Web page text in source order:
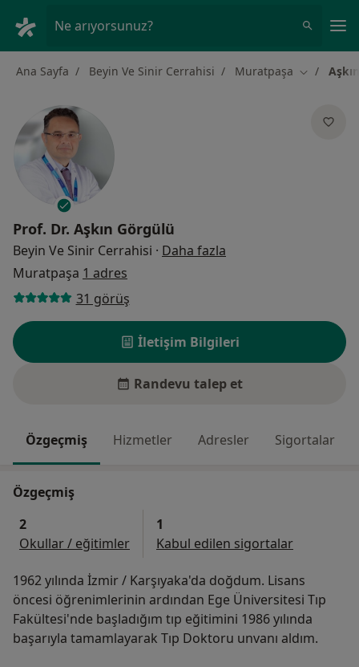
Ne arıyorsunuz?
Ana Sayfa Beyin Ve Sinir Cerrahisi Muratpaşa Şehir
Prof. Dr. Aşkın Görgülü
Beyin Ve Sinir Cerrahisi · Daha fazla
Muratpaşa 1 adres
31 görüş
İletişim Bilgileri
Randevu talep et
Özgeçmiş Hizmetler Adresler Sigortalar
Özgeçmiş
2
Okullar / eğitimler
1
Kabul edilen sigortalar
1962 yılında İzmir / Karşıyaka'da doğdum. Lisans
öncesi öğrenimlerinin ardından Ege Üniversitesi Tıp
Fakültesi'nde başladığım tıp eğitimini 1986 yılında
başarıyla tamamlayarak Tıp Doktoru unvanı aldım.